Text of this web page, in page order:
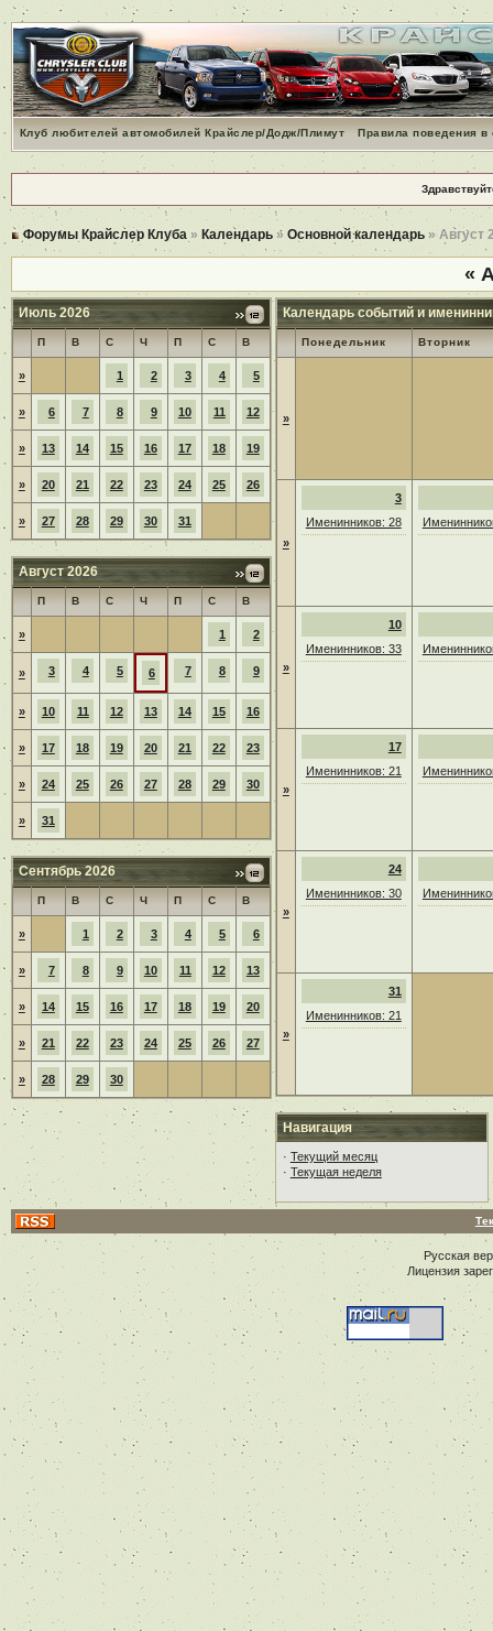
Клуб любителей автомобилей Крайслер/Додж/Плимут Правила поведения
Форумы Крайслер Клуба » Календарь» Основной календарь» Август
«
Июль 2026
П В С Ч П С В
» 1 2 3 4 5
» 6 7 8 9 10 11 12
» 13 14 15 16 17 18 19
» 20 21 22 23 24 25 26
» 27 28 29 30 31
Август 2026
П В С Ч П С В
» 1 2
» 3 4 5 6 7 8 9
» 10 11 12 13 14 15 16
» 17 18 19 20 21 22 23
» 24 25 26 27 28 29 30
» 31
Сентябрь 2026
П В С Ч П С В
» 1 2 3 4 5 6
» 7 8 9 10 11 12 13
» 14 15 16 17 18 19 20
» 21 22 23 24 25 26 27
» 28 29 30
Календарь событий и
Понедельник Вторник
»
»
3
Именинников: 28
»
10
Именинников: 33
»
17
Именинников: 21
»
24
Именинников: 30
»
31
Именинников: 21
Навигация
· Текущий месяц
· Текущая неделя
Русская
Лицензия